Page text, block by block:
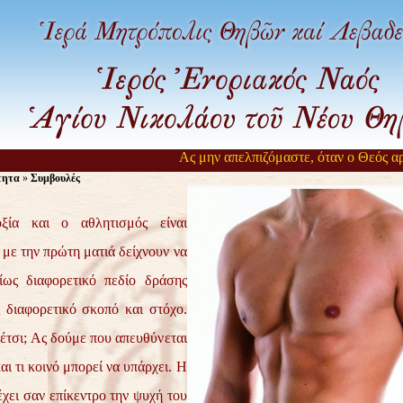
Ας μην απελπιζόμαστε, όταν ο Θεός αργεί
» Συμβουλές
και ο αθλητισμός είναι
με την πρώτη ματιά δείχνουν να
διαφορετικό πεδίο δράσης
διαφορετικό σκοπό και στόχο.
Ας δούμε που απευθύνεται
τι κοινό μπορεί να υπάρχει. Η
σαν επίκεντρο την ψυχή του